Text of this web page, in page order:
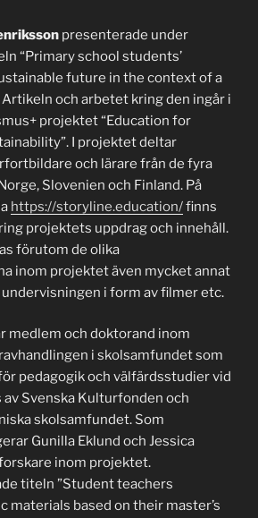
presenterade under
“Primary school students’
future in the context of a
och arbetet kring den ingår i
projektet “Education for
I projektet deltar
och lärare från de fyra
Slovenien och Finland. På
https://storyline.education/finns
projektets uppdrag och innehåll.
förutom de olika
inom projektet även mycket annat
i form av filmer etc.
medlem och doktorand inom
i skolsamfundet som
pedagogik och välfärdsstudier vid
av Svenska Kulturfonden och
skolsamfundet. Som
Gunilla Eklund och Jessica
inom projektet.
titeln ”Student teachers
materials based on their master’s